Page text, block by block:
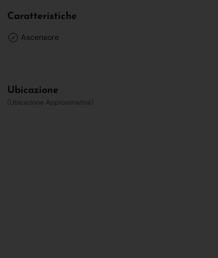
Caratteristiche
Ascensore
Ubicazione
(Ubicazione Approsimativa)